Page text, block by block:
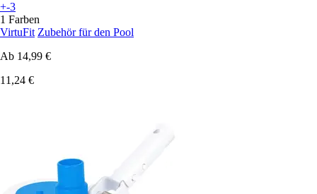
+-3
1 Farben
VirtuFit Zubehör für den Pool
Ab 14,99 €
11,24 €